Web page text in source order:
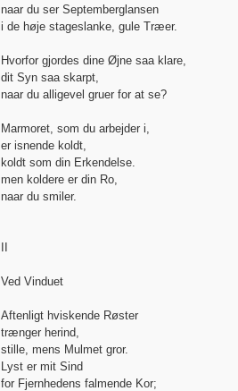
naar du ser Septemberglansen
i de høje stageslanke, gule Træer.
Hvorfor gjordes dine Øjne saa klare,
dit Syn saa skarpt,
naar du alligevel gruer for at se?
Marmoret, som du arbejder i,
er isnende koldt,
koldt som din Erkendelse.
men koldere er din Ro,
naar du smiler.
Ved Vinduet
Aftenligt hviskende Røster
trænger herind,
stille, mens Mulmet gror.
Lyst er mit Sind
for Fjernhedens falmende Kor;